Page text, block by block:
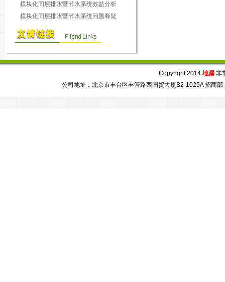
模块化同层排水暨节水系统效益分析
模块化同层排水暨节水系统问题释疑
Copyright 2014 地漏非
公司地址：北京市丰台区丰管路西国贸大厦B2-1025A 招商